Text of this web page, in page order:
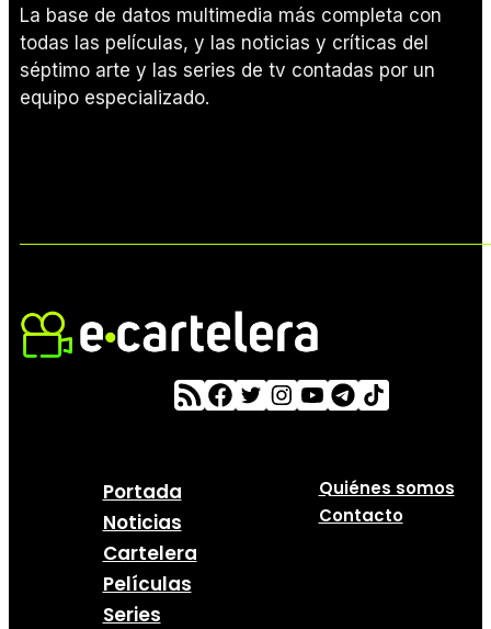
La base de datos multimedia más completa con
todas las películas, y las noticias y críticas del
séptimo arte y las series de tv contadas por un
equipo especializado.
Portada
Noticias
Cartelera
Películas
Series
Quiénes somos
Contacto